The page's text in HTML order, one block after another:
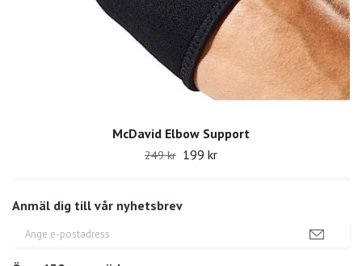
Anmäl dig till vår nyhetsbrev
McDavid Elbow Support
249 kr 199 kr